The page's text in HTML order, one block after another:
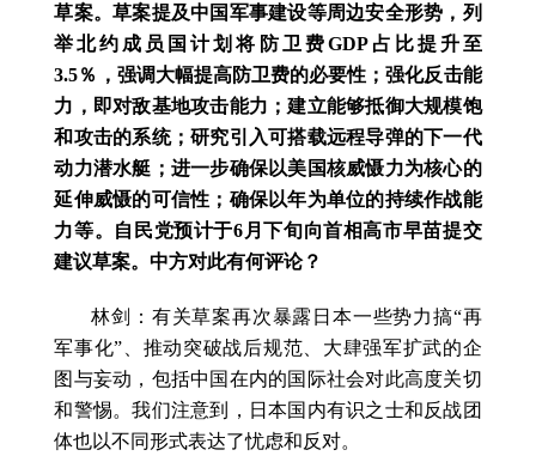
草案。草案提及中国军事建设等周边安全形势，列
举北约成员国计划将防卫费GDP占比提升至
3.5％，强调大幅提高防卫费的必要性；强化反击能
力，即对敌基地攻击能力；建立能够抵御大规模饱
和攻击的系统；研究引入可搭载远程导弹的下一代
动力潜水艇；进一步确保以美国核威慑力为核心的
延伸威慑的可信性；确保以年为单位的持续作战能
力等。自民党预计于6月下旬向首相高市早苗提交
建议草案。中方对此有何评论？
林剑：有关草案再次暴露日本一些势力搞“再
军事化”、推动突破战后规范、大肆强军扩武的企
图与妄动，包括中国在内的国际社会对此高度关切
和警惕。我们注意到，日本国内有识之士和反战团
体也以不同形式表达了忧虑和反对。